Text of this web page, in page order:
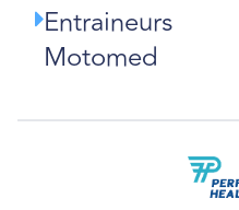
Entraineurs
Motomed